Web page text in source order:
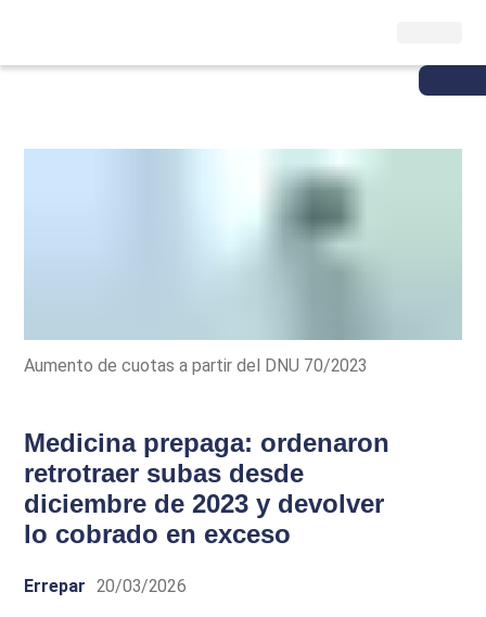
Aumento de cuotas a partir del DNU 70/2023
Medicina prepaga: ordenaron
retrotraer subas desde
diciembre de 2023 y devolver
lo cobrado en exceso
Errepar 20/03/2026